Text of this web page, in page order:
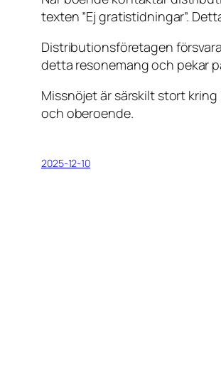
texten ”Ej gratistidningar”.
Distributionsföretagen
detta resonemang och pekar
Missnöjet är särskilt stort
och oberoende.
2025-12-10